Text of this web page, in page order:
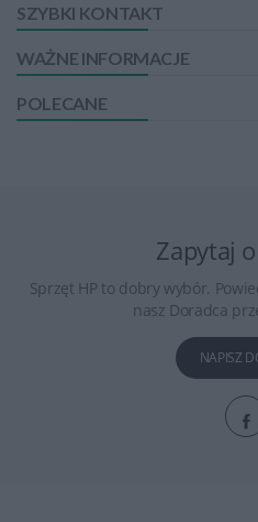
SZYBKI KONTAKT
WAŻNE INFORMACJE
POLECANE
Zapytaj o
Sprzęt HP to dobry wybór.
nasz Doradca
NAPISZ